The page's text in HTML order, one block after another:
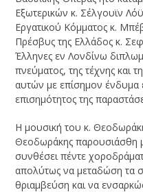
Εξωτερικών κ. Σέλγουϊν
Εργατικού Κόμματος κ.
Πρέσβυς της Ελλάδος κ.
Έλληνες εν Λονδίνω
πνεύματος, της τέχνης και
αυτών με επίσημον ένδυμα
επισημότητος της
Η μουσική του κ.
Θεοδωράκης παρουσιάσθη
συνθέσει πέντε
απολύτως να μεταδώση τα
θριαμβεύση και να